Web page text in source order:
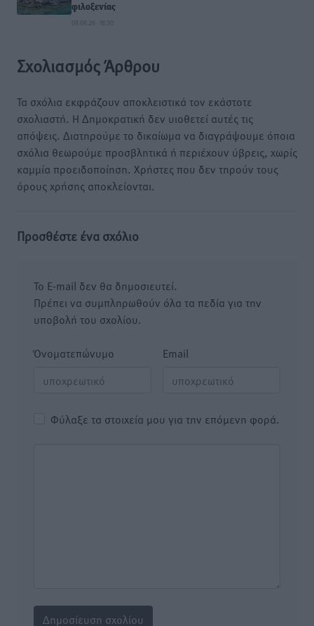
φιλοξενίας
08.08.26 · 18:30
Σχολιασμός Άρθρου
Τα σχόλια εκφράζουν αποκλειστικά τον εκάστοτε
σχολιαστή. Η Δημοκρατική δεν υιοθετεί αυτές τις
απόψεις. Διατηρούμε το δικαίωμα να διαγράψουμε όποια
σχόλια θεωρούμε προσβλητικά ή περιέχουν ύβρεις, χωρίς
καμμία προειδοποίηση. Χρήστες που δεν τηρούν τους
όρους χρήσης αποκλείονται.
Προσθέστε ένα σχόλιο
Το E-mail δεν θα δημοσιευτεί.
Πρέπει να συμπληρωθούν όλα τα πεδία για την
υποβολή του σχολίου.
Όνοματεπώνυμο Email
Φύλαξε τα στοιχεία μου για την επόμενη φορά.